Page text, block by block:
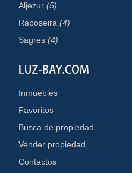
Aljezur(5)
Raposeira(4)
Sagres(4)
Inmuebles
Favoritos
Busca de propiedad
Vender propiedad
Contactos